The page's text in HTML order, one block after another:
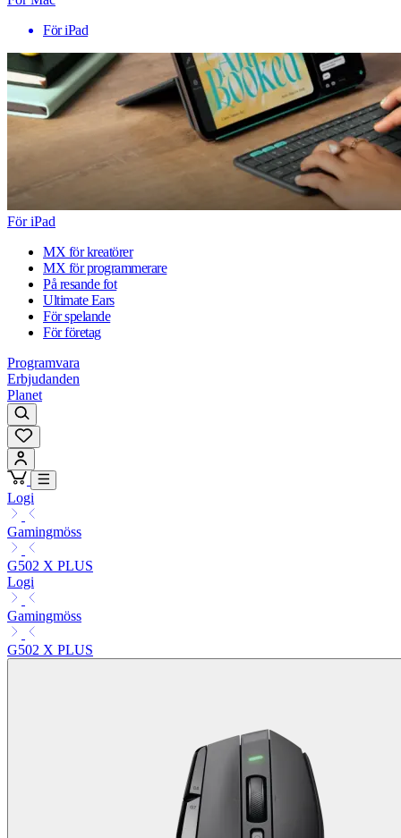
För iPad
För iPad
MX för kreatörer
MX för programmerare
På resande fot
Ultimate Ears
För spelande
För företag
Programvara
Erbjudanden
Planet
Logi
Gamingmöss
G502 X PLUS
Logi
Gamingmöss
G502 X PLUS